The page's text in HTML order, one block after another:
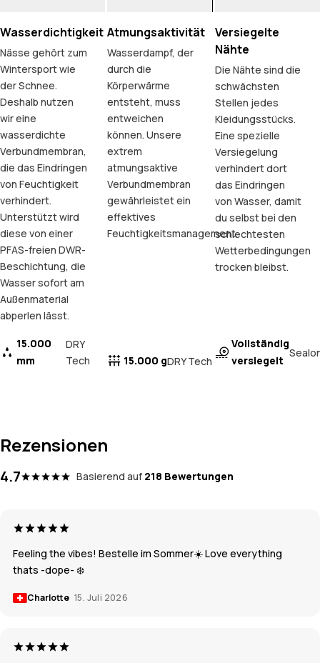
Wasserdichtigkeit
Nässe gehört zum
Wintersport wie
der Schnee.
Deshalb nutzen
wir eine
wasserdichte
Verbundmembran,
die das Eindringen
von Feuchtigkeit
verhindert.
Unterstützt wird
diese von einer
PFAS-freien DWR-
Beschichtung, die
Wasser sofort am
Außenmaterial
abperlen lässt.
15.000
mm
DRY
Tech
Atmungsaktivität
Wasserdampf, der
durch die
Körperwärme
entsteht, muss
entweichen
können. Unsere
extrem
atmungsaktive
Verbundmembran
gewährleistet ein
effektives
Feuchtigkeitsmanagement.
15.000 gDRY Tech
Versiegelte
Nähte
Die Nähte sind die
schwächsten
Stellen jedes
Kleidungsstücks.
Eine spezielle
Versiegelung
verhindert dort
das Eindringen
von Wasser, damit
du selbst bei den
schlechtesten
Wetterbedingungen
trocken bleibst.
Vollständig
versiegelt
Rezensionen
4.7 Basierend auf 218 Bewertungen
Feeling the vibes! Bestelle im Sommer☀️ Love everything
thats -dope- ❄️
Charlotte 15. Juli 2026